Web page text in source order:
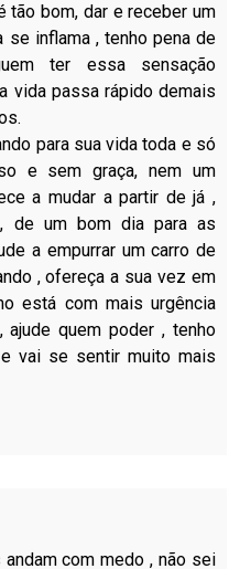
tão bom, dar e receber um
se inflama , tenho pena de
ter essa sensação
vida passa rápido demais
para sua vida toda e só
e sem graça, nem um
a mudar a partir de já ,
de um bom dia para as
a empurrar um carro de
, ofereça a sua vez em
está com mais urgência
ajude quem poder , tenho
vai se sentir muito mais
com medo , não sei